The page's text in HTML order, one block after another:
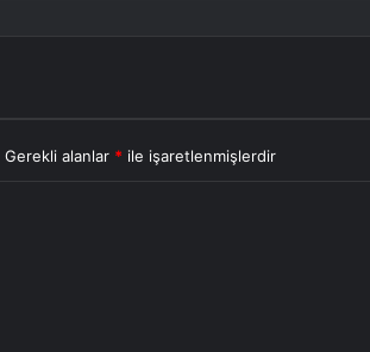
Gerekli alanlar * ile işaretlenmişlerdir